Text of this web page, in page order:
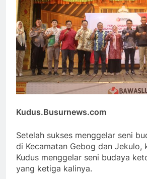
Kudus.Busurnews.com
Setelah sukses menggelar seni
di Kecamatan Gebog dan Jekulo,
Kudus menggelar seni budaya
yang ketiga kalinya.